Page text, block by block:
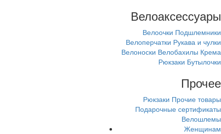
Велоаксессуары
Велоочки Подшлемники
Велоперчатки Рукава и чулки
Велоноски Велобахилы Крема
Рюкзаки Бутылочки
Прочее
Рюкзаки Прочие товары
Подарочные сертификаты
Велошлемы
Женщинам